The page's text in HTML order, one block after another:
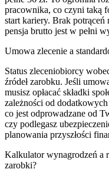
pracownika, co czyni taką
start kariery. Brak potrąceń
pensja brutto jest w pełni
Umowa zlecenie a
Status zleceniobiorcy
źródeł zarobku. Jeśli
musisz opłacać składki
zależności od
co jest odprowadzane od
czy podlegasz
planowania przyszłości
Kalkulator wynagrodzeń a
zarobki?